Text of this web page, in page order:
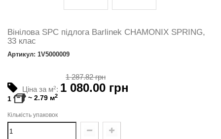
Вінілова SPC підлога Barlinek CHAMONIX SPRING,
33 клас
Артикул: 1V5000009
Ціна за м2: 1 080.00 грн
1 287.82 грн
1 ~ 2.79 м2
Кількість упаковок